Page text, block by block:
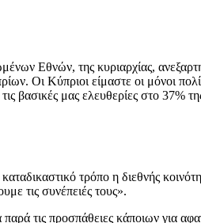
Εθνών, της κυριαρχίας,
Οι Κύπριοι είμαστε οι μόνοι
βασικές μας ελευθερίες στο 37%
τρόπο η διεθνής
τις συνέπειές τους».
τις προσπάθειες κάποιων για